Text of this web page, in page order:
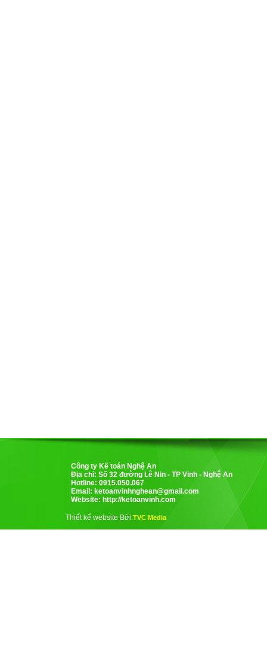
Công ty Kế toán Nghệ An
Địa chỉ: Số 32 đường Lê Nin - TP Vinh - Nghệ An
Hotline: 0915.050.067
Email: ketoanvinhnghean@gmail.com
Website: http://ketoanvinh.com
Thiết kế website Bởi TVC Media